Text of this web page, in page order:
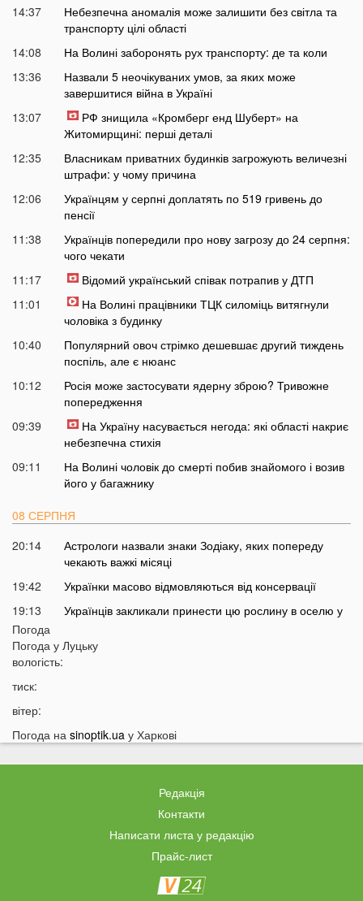
14:37
Небезпечна аномалія може залишити без світла та
транспорту цілі області
14:08
На Волині заборонять рух транспорту: де та коли
13:36
Назвали 5 неочікуваних умов, за яких може
завершитися війна в Україні
13:07
РФ знищила «Кромберг енд Шуберт» на
Житомирщині: перші деталі
12:35
Власникам приватних будинків загрожують величезні
штрафи: у чому причина
12:06
Українцям у серпні доплатять по 519 гривень до
пенсії
11:38
Українців попередили про нову загрозу до 24 серпня:
чого чекати
11:17
Відомий український співак потрапив у ДТП
11:01
На Волині працівники ТЦК силоміць витягнули
чоловіка з будинку
10:40
Популярний овоч стрімко дешевшає другий тиждень
поспіль, але є нюанс
10:12
Росія може застосувати ядерну зброю? Тривожне
попередження
09:39
На Україну насувається негода: які області накриє
небезпечна стихія
09:11
На Волині чоловік до смерті побив знайомого і возив
його у багажнику
08 СЕРПНЯ
20:14
Астрологи назвали знаки Зодіаку, яких попереду
чекають важкі місяці
19:42
Українки масово відмовляються від консервації
19:13
Українців закликали принести цю рослину в оселю у
18:41
Мороз чи аномальне тепло: якою буде зима в Україні
17:40
17:14
У Луцьку на Ковельській зіткнулися два авто:
На фронті загинув 34-річний Герой з Волині
прогноз для України
Погода
Погода у Луцьку
вологість:
тиск:
вітер:
Погода на sinoptik.ua у Харкові
Редакція
Контакти
Написати листа у редакцію
Прайс-лист